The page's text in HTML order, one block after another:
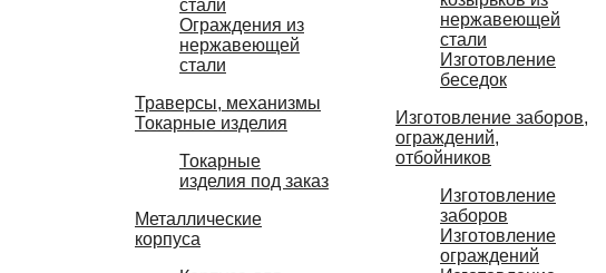
стали
Ограждения из
нержавеющей
стали
Траверсы, механизмы
Токарные изделия
Токарные
изделия под заказ
Металлические
корпуса
нержавеющей
стали
Изготовление
беседок
Изготовление заборов,
ограждений,
отбойников
Изготовление
заборов
Изготовление
ограждений